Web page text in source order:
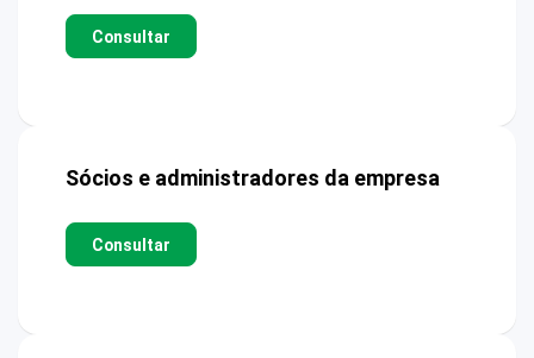
Consultar
Sócios e administradores da empresa
Consultar